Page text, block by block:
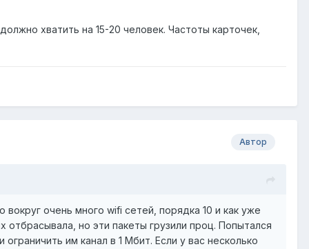
хватить на 15-20 человек. Частоты карточек,
Автор
очень много wifi сетей, порядка 10 и как уже
отбрасывала, но эти пакеты грузили проц. Попытался
им канал в 1 Мбит. Если у вас несколько